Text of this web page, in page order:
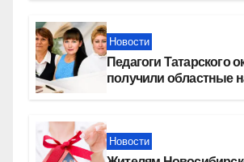
Новости
Педагоги Татарского
получили областные
Новости